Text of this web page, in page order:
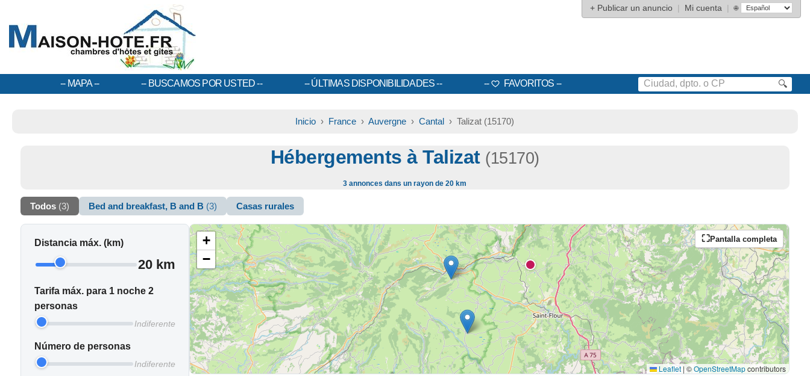
+ Publicar un anuncio | Mi cuenta | 🌐
MAPA BUSCAMOS POR USTED ÚLTIMAS DISPONIBILIDADES FAVORITOS 🔍
Inicio › France ›Auvergne ›Cantal › Talizat (15170)
Hébergements à Talizat (15170)
3 annonces dans un rayon de 20 km
Todos (3) Bed and breakfast, B and B (3) Casas rurales
Distancia máx. (km)
20 km
Tarifa máx. para 1 noche 2
personas
Indiferente
Número de personas
Indiferente
Pantalla completa
+
−
Leaflet | ©OpenStreetMapcontributors